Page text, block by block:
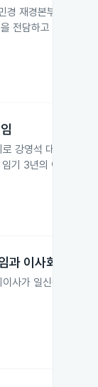
경 재경본부 상무를
전담하고 강민혁 부
강영석 대표이사가
기 3년의 이사로 선
과 이사회 구성
사가 일신상 사유